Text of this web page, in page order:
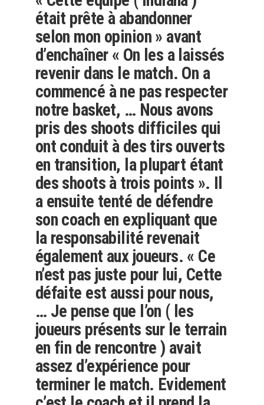
était prête à abandonner
selon mon opinion » avant
d’enchaîner « On les a laissés
revenir dans le match. On a
commencé à ne pas respecter
notre basket, … Nous avons
pris des shoots difficiles qui
ont conduit à des tirs ouverts
en transition, la plupart étant
des shoots à trois points ». Il
a ensuite tenté de défendre
son coach en expliquant que
la responsabilité revenait
également aux joueurs. « Ce
n’est pas juste pour lui, Cette
défaite est aussi pour nous,
… Je pense que l’on ( les
joueurs présents sur le terrain
en fin de rencontre ) avait
assez d’expérience pour
terminer le match. Evidement